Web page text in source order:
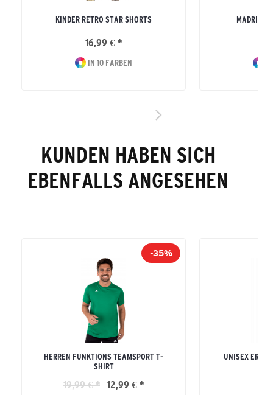
KINDER RETRO STAR SHORTS
16,99 € *
IN 10 FARBEN
MADRID
KUNDEN HABEN SICH
EBENFALLS ANGESEHEN
-35%
HERREN FUNKTIONS TEAMSPORT T-
SHIRT
19,99 € * 12,99 € *
UNISEX